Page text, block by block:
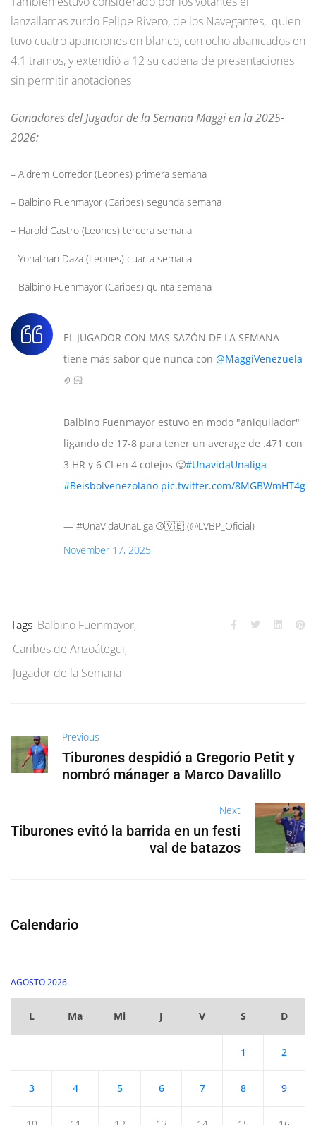
lanzallamas zurdo Felipe Rivero, de los Navegantes, quien
tuvo cuatro apariciones en blanco, con ocho abanicados en
4.1 tramos, y extendió a 12 su cadena de presentaciones
sin permitir anotaciones
Ganadores del Jugador de la Semana Maggi en la 2025-
2026:
– Aldrem Corredor (Leones) primera semana
– Balbino Fuenmayor (Caribes) segunda semana
– Harold Castro (Leones) tercera semana
– Yonathan Daza (Leones) cuarta semana
– Balbino Fuenmayor (Caribes) quinta semana
EL JUGADOR CON MAS SAZÓN DE LA SEMANA
tiene más sabor que nunca con @MaggiVenezuela
🤌🏻
Balbino Fuenmayor estuvo en modo "aniquilador"
ligando de 17-8 para tener un average de .471 con
3 HR y 6 CI en 4 cotejos 🥵#UnavidaUnaliga
#Beisbolvenezolano pic.twitter.com/8MGBWmHT4g
— #UnaVidaUnaLiga ⚾️🇻🇪 (@LVBP_Oficial)
November 17, 2025
Tags Balbino Fuenmayor,
Caribes de Anzoátegui,
Jugador de la Semana
Previous
Tiburones despidió a Gregorio Petit y
nombró mánager a Marco Davalillo
Next
Tiburones evitó la barrida en un festi
val de batazos
Calendario
AGOSTO 2026
L Ma Mi J V S D
1 2
3 4 5 6 7 8 9